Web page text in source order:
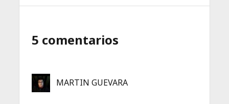
5 comentarios
MARTIN GUEVARA